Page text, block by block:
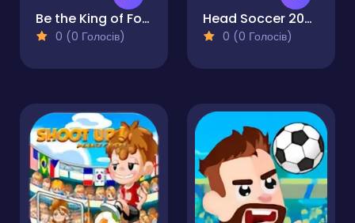
Be the King of Football
0 (0 Голосів)
Head Soccer 2026
0 (0 Голосів)